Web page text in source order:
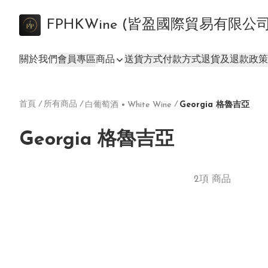
FPHKWine (皆盈國際貿易有限公
關於我們會員專區商品 送貨方式付款方式退貨及退款政策
首頁 / 所有商品 / 白葡萄酒 • White Wine / Georgia 格魯吉亞
Georgia 格魯吉亞
2項 商品